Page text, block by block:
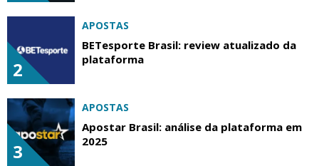
2
APOSTAS
BETesporte Brasil: review atualizado da
plataforma
3
APOSTAS
Apostar Brasil: análise da plataforma em
2025